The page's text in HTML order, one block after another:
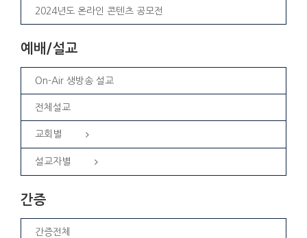
2024년도 온라인 콘텐츠 공모전
예배/설교
On-Air 생방송 설교
전체설교
교회별
설교자별
간증
간증전체